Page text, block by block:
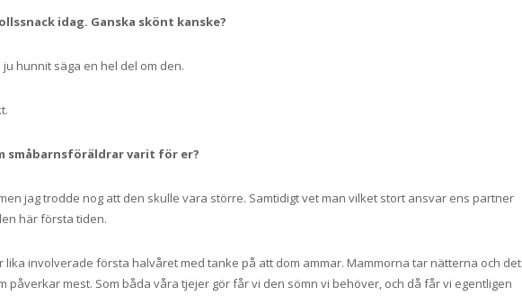
idag. Ganska skönt kanske?
ju hunnit säga en hel del om den.
småbarnsföräldrar varit för er?
jag trodde nog att den skulle vara större. Samtidigt vet man vilket stort ansvar ens partner
här första tiden.
lika involverade första halvåret med tanke på att dom ammar. Mammorna tar nätterna och det
påverkar mest. Som båda våra tjejer gör får vi den sömn vi behöver, och då får vi egentligen